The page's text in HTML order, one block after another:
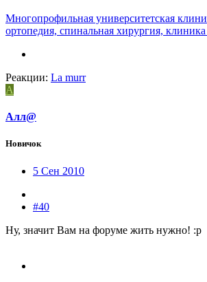
Многопрофильная университетская
ортопедия, спинальная хирургия,
Реакции: La murr
А
Алл@
Новичок
5 Сен 2010
#40
Ну, значит Вам на форуме жить нужно! :p